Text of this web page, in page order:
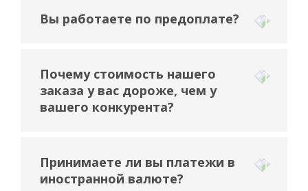
Вы работаете по предоплате?
Почему стоимость нашего
заказа у вас дороже, чем у
вашего конкурента?
Принимаете ли вы платежи в
иностранной валюте?